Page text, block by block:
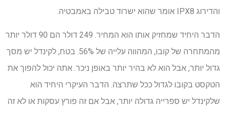
והדירוג IPX8 אומר שהוא ישרוד טבילה באמבטיה.
הדבר היחיד שמחזיק אותו הוא המחיר. 249 דולר הם 90 דולר יותר
מהמתחרה של קובו, המהווה עלייה של 56%. בטח, לקינדל יש מסך
גדול יותר, אבל הוא לא בהיר יותר באופן ניכר. אתה יכול להפוך את
הטקסט בקובו לגדול ככל שתרצה. הדבר העיקרי היחיד הוא
שלקינדל יש ספרייה גדולה יותר, אבל אם זה פורץ עסקות או לא זה